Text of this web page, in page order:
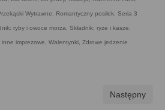
Wytrawne, Romantyczny posiłek, Seria 3
ryby i owoce morza, Składnik: ryże i kasze,
inne imprezowe, Walentynki, Zdrowe jedzenie
Następny